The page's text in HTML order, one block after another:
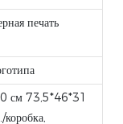
печать
см 73,5*46*31